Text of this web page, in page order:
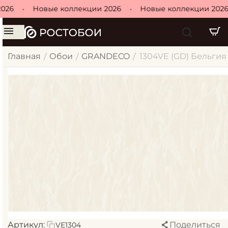
Новые коллекции 2026 Новые коллекции 2026
Главная / Обои / GRANDECO / 1304VE (GD)
Артикул: VE1304 Поделиться